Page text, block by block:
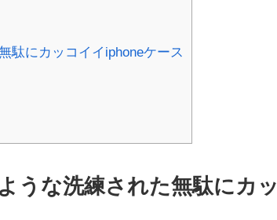
駄にカッコイイiphoneケース
うな洗練された無駄にカッ